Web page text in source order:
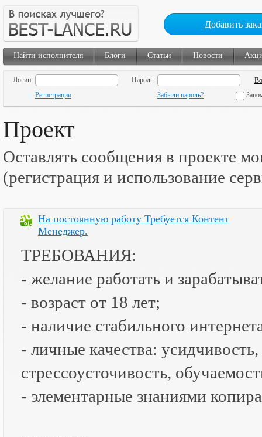
Добавить
Найти исполнителя Блоги Статьи Новости
Логин:
Пароль:
Регистрация
Забыли пароль?
Проект
Оставлять сообщения в проекте
(регистрация и использование
На постоянную работу Требуется Контент
Менеджер.
ТРЕБОВАНИЯ:
- желание работать и
- возраст от 18 лет;
- наличие стабильного
- личные качества:
стрессоусточивость,
- элементарные знаниями